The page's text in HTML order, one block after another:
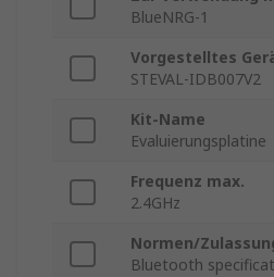
BlueNRG-1
Vorgestelltes
STEVAL-IDB007V2
Kit-Name
Evaluierungsplatine
Frequenz max.
2.4GHz
Normen/
Bluetooth